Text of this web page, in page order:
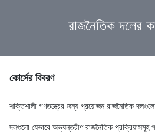
রাজনৈতিক দলের
কোর্সের বিবরণ
শক্তিশালী গণতন্ত্রের জন্য প্রয়োজন রাজনৈতিক
দলগুলো যেভাবে অভ্যন্তরীণ রাজনৈতিক প্রক্রিয়াসমূহ